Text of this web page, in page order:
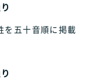
を五十音順に掲載